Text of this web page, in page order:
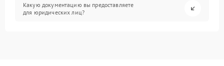
Какую документацию вы предоставляете
для юридических лиц?